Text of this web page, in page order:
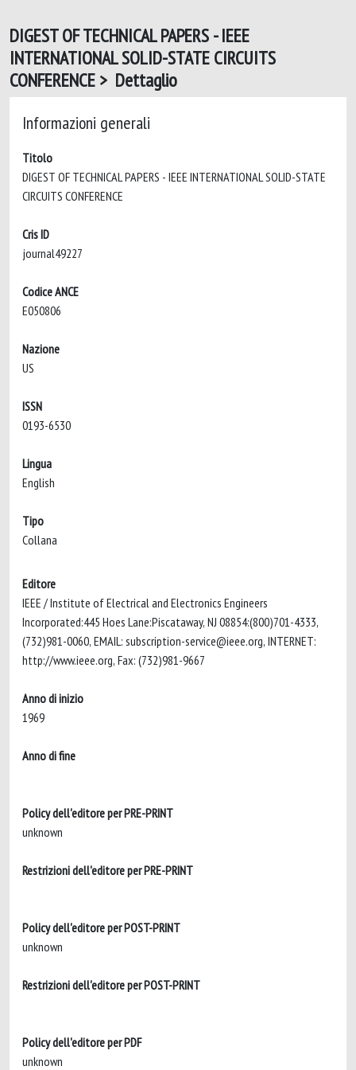
DIGEST OF TECHNICAL PAPERS - IEEE
INTERNATIONAL SOLID-STATE CIRCUITS
CONFERENCE > Dettaglio
Informazioni generali
Titolo
DIGEST OF TECHNICAL PAPERS - IEEE INTERNATIONAL SOLID-STATE
Cris ID
Codice ANCE
Nazione
ISSN
Lingua
Tipo
Collana
Editore
IEEE / Institute of Electrical and Electronics Engineers
Incorporated:445 Hoes Lane:Piscataway, NJ 08854:(800)701-4333,
(732)981-0060, EMAIL: subscription-service@ieee.org, INTERNET:
Anno di inizio
Anno di fine
Policy dell'editore per PRE-PRINT
Restrizioni dell'editore per PRE-PRINT
Policy dell'editore per POST-PRINT
Restrizioni dell'editore per POST-PRINT
Policy dell'editore per PDF